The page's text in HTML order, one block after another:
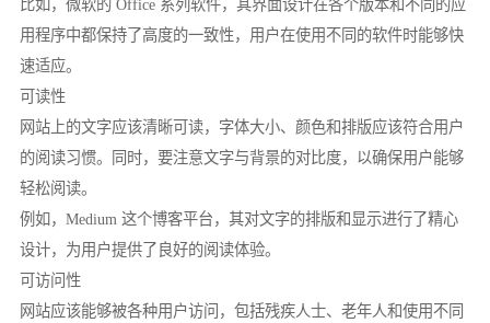
比如，微软的 Office 系列软件，其界面设计在各个版本和不同的应
用程序中都保持了高度的一致性，用户在使用不同的软件时能够快
速适应。
可读性
网站上的文字应该清晰可读，字体大小、颜色和排版应该符合用户
的阅读习惯。同时，要注意文字与背景的对比度，以确保用户能够
轻松阅读。
例如，Medium 这个博客平台，其对文字的排版和显示进行了精心
设计，为用户提供了良好的阅读体验。
可访问性
网站应该能够被各种用户访问，包括残疾人士、老年人和使用不同